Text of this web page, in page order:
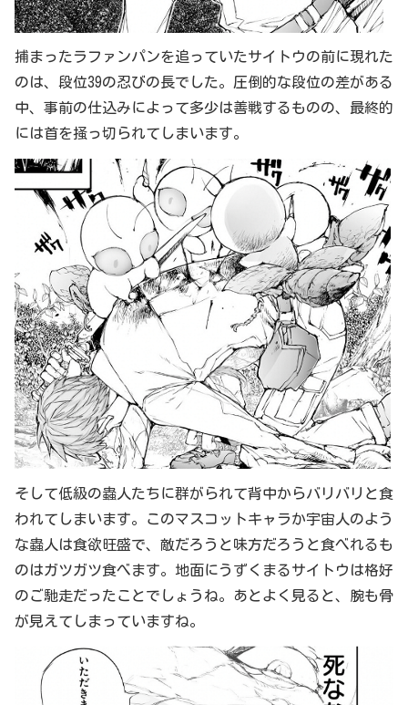
捕まったラファンパンを追っていたサイトウの前に現れた
のは、段位39の忍びの長でした。圧倒的な段位の差がある
中、事前の仕込みによって多少は善戦するものの、最終的
には首を掻っ切られてしまいます。
そして低級の蟲人たちに群がられて背中からバリバリと食
われてしまいます。このマスコットキャラか宇宙人のよう
な蟲人は食欲旺盛で、敵だろうと味方だろうと食べれるも
のはガツガツ食べます。地面にうずくまるサイトウは格好
のご馳走だったことでしょうね。あとよく見ると、腕も骨
が見えてしまっていますね。